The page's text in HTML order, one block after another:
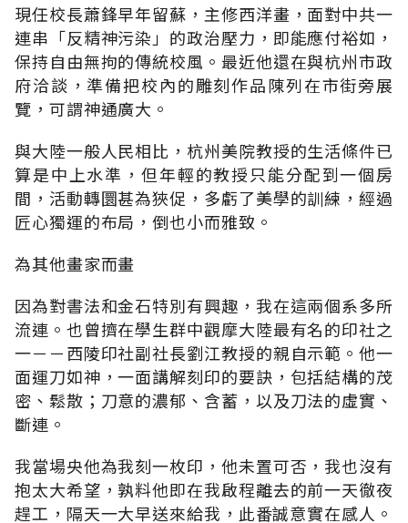
現任校長蕭鋒早年留蘇，主修西洋畫，面對中共一
連串「反精神污染」的政治壓力，即能應付裕如，
保持自由無拘的傳統校風。最近他還在與杭州市政
府洽談，準備把校內的雕刻作品陳列在市街旁展
覽，可謂神通廣大。
與大陸一般人民相比，杭州美院教授的生活條件已
算是中上水準，但年輕的教授只能分配到一個房
間，活動轉圜甚為狹促，多虧了美學的訓練，經過
匠心獨運的布局，倒也小而雅致。
為其他畫家而畫
因為對書法和金石特別有興趣，我在這兩個系多所
流連。也曾擠在學生群中觀摩大陸最有名的印社之
一－－西陵印社副社長劉江教授的親自示範。他一
面運刀如神，一面講解刻印的要訣，包括結構的茂
密、鬆散；刀意的濃郁、含蓄，以及刀法的虛實、
斷連。
我當場央他為我刻一枚印，他未置可否，我也沒有
抱太大希望，孰料他即在我啟程離去的前一天徹夜
趕工，隔天一大早送來給我，此番誠意實在感人。